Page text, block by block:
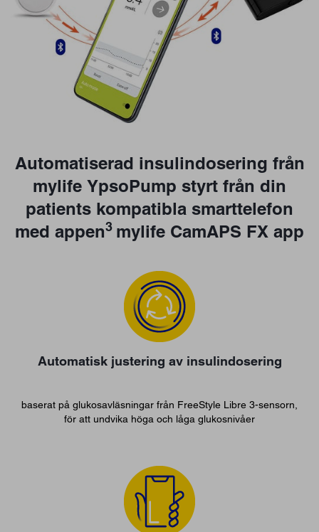
Automatiserad insulindosering från
mylife YpsoPump styrt från din
patients kompatibla smarttelefon
med appen3 mylife CamAPS FX app
Automatisk justering av insulindosering
baserat på glukosavläsningar från FreeStyle Libre 3-sensorn,
för att undvika höga och låga glukosnivåer